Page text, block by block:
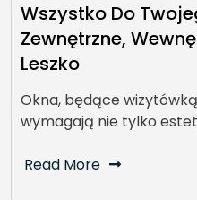
Wszystko Do
Zewnętrzne,
Leszko
Okna, będące
wymagają nie tylko
Read More